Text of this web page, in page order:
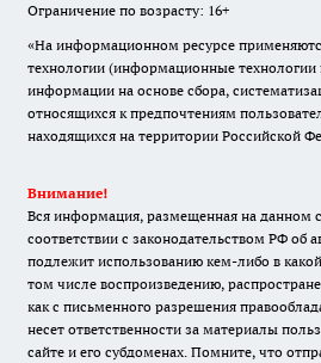
Ограничение по возрасту: 16+
«На информационном ресурсе
технологии (информационные технологии
информации на основе сбора,
относящихся к предпочтениям
находящихся на территории Российской
Внимание!
Вся информация, размещенная на данном
соответствии с законодательством РФ об
подлежит использованию кем-либо в
том числе воспроизведению,
как с письменного разрешения
несет ответственности за материалы
сайте и его субдоменах. Помните, что